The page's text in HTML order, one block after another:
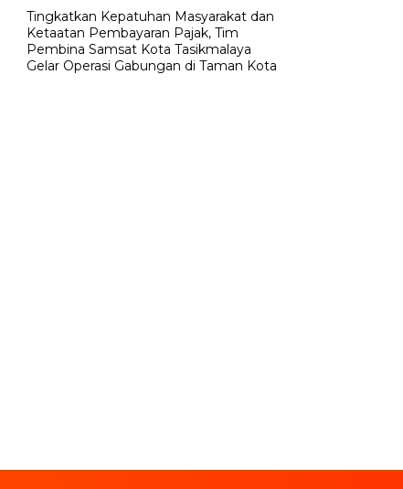
Tingkatkan Kepatuhan Masyarakat dan
Ketaatan Pembayaran Pajak, Tim
Pembina Samsat Kota Tasikmalaya
Gelar Operasi Gabungan di Taman Kota